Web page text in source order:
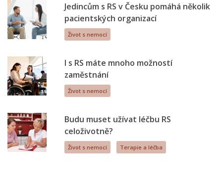
Jedincům s RS v Česku pomáhá několik
pacientských organizací
Život s nemocí
I s RS máte mnoho možností
zaměstnání
Život s nemocí
Budu muset užívat léčbu RS
celoživotně?
Život s nemocí Terapie a léčba